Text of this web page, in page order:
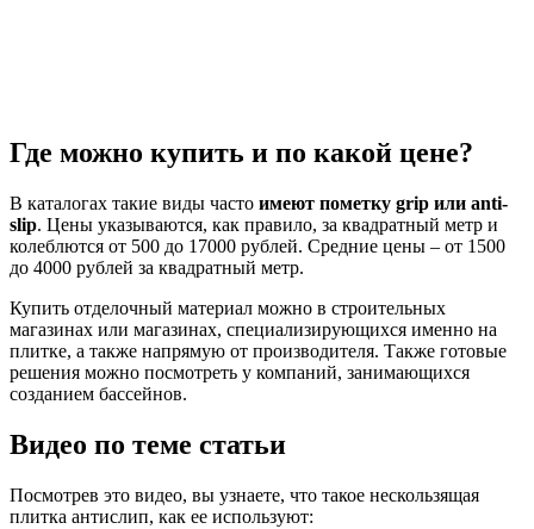
Где можно купить и по какой цене?
В каталогах такие виды часто имеют пометку grip или anti-
slip. Цены указываются, как правило, за квадратный метр и
колеблются от 500 до 17000 рублей. Средние цены – от 1500
до 4000 рублей за квадратный метр.
Купить отделочный материал можно в строительных
магазинах или магазинах, специализирующихся именно на
плитке, а также напрямую от производителя. Также готовые
решения можно посмотреть у компаний, занимающихся
созданием бассейнов.
Видео по теме статьи
Посмотрев это видео, вы узнаете, что такое нескользящая
плитка антислип, как ее используют: